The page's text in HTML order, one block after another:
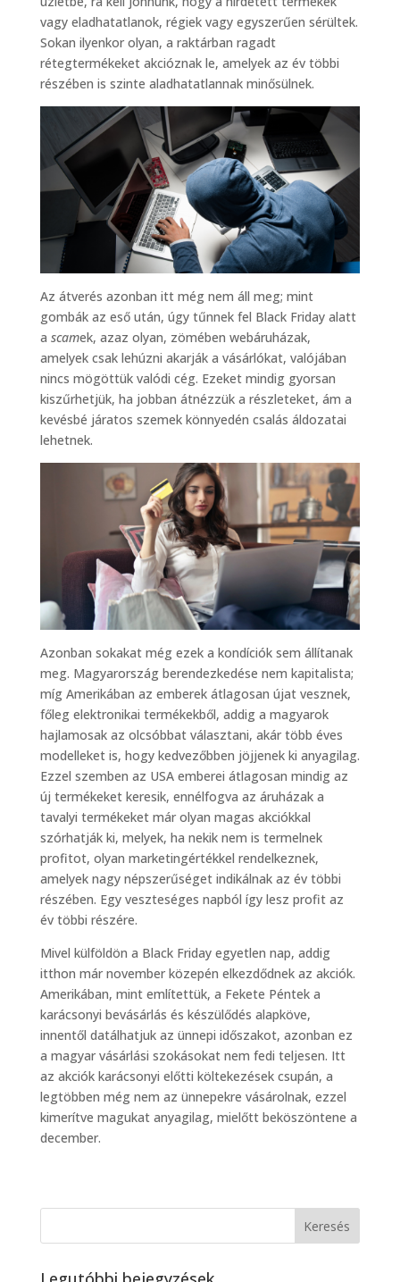
vagy eladhatatlanok, régiek vagy egyszerűen sérültek.
Sokan ilyenkor olyan, a raktárban ragadt
rétegtermékeket akcióznak le, amelyek az év többi
részében is szinte aladhatatlannak minősülnek.
Az átverés azonban itt még nem áll meg; mint
gombák az eső után, úgy tűnnek fel Black Friday alatt
a scamek, azaz olyan, zömében webáruházak,
amelyek csak lehúzni akarják a vásárlókat, valójában
nincs mögöttük valódi cég. Ezeket mindig gyorsan
kiszűrhetjük, ha jobban átnézzük a részleteket, ám a
kevésbé járatos szemek könnyedén csalás áldozatai
lehetnek.
Azonban sokakat még ezek a kondíciók sem állítanak
meg. Magyarország berendezkedése nem kapitalista;
míg Amerikában az emberek átlagosan újat vesznek,
főleg elektronikai termékekből, addig a magyarok
hajlamosak az olcsóbbat választani, akár több éves
modelleket is, hogy kedvezőbben jöjjenek ki anyagilag.
Ezzel szemben az USA emberei átlagosan mindig az
új termékeket keresik, ennélfogva az áruházak a
tavalyi termékeket már olyan magas akciókkal
szórhatják ki, melyek, ha nekik nem is termelnek
profitot, olyan marketingértékkel rendelkeznek,
amelyek nagy népszerűséget indikálnak az év többi
részében. Egy veszteséges napból így lesz profit az
év többi részére.
Mivel külföldön a Black Friday egyetlen nap, addig
itthon már november közepén elkezdődnek az akciók.
Amerikában, mint említettük, a Fekete Péntek a
karácsonyi bevásárlás és készülődés alapköve,
innentől datálhatjuk az ünnepi időszakot, azonban ez
a magyar vásárlási szokásokat nem fedi teljesen. Itt
az akciók karácsonyi előtti költekezések csupán, a
legtöbben még nem az ünnepekre vásárolnak, ezzel
kimerítve magukat anyagilag, mielőtt beköszöntene a
december.